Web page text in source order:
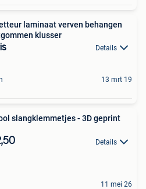
laminaat verven behangen
klusser
Details
13 mrt 19
slangklemmetjes - 3D geprint
Details
11 mei 26